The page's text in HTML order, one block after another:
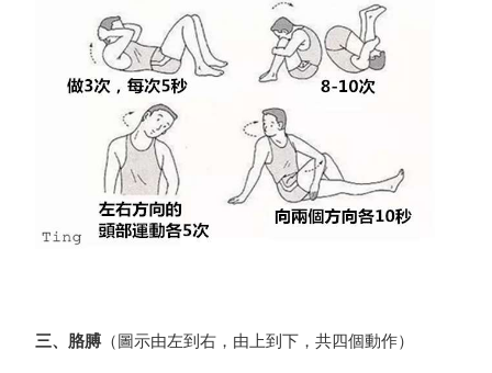
三、胳膊（圖示由左到右，由上到下，共四個動作）